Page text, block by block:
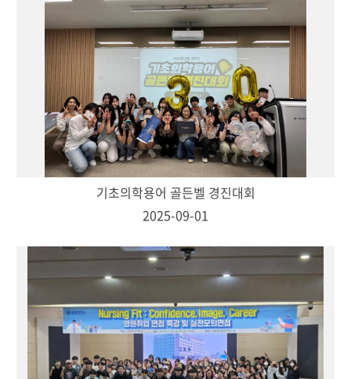
기초의학용어 골든벨 경진대회
2025-09-01